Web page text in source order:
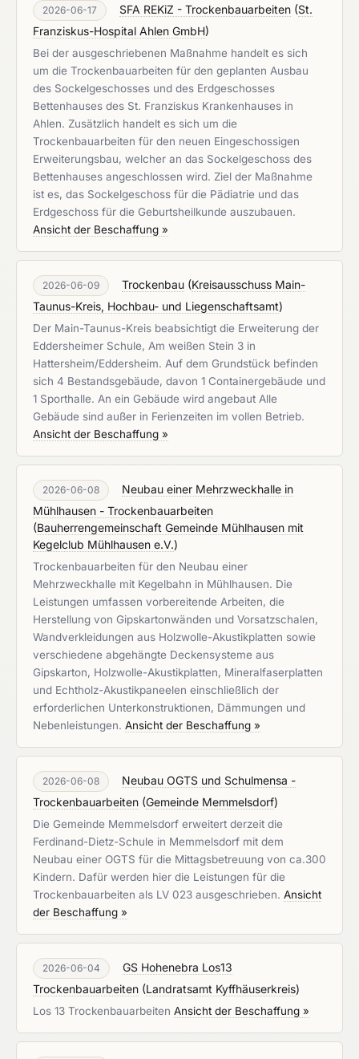
2026-06-17 SFA REKiZ - Trockenbauarbeiten (St.
Franziskus-Hospital Ahlen GmbH)
Bei der ausgeschriebenen Maßnahme handelt es sich
um die Trockenbauarbeiten für den geplanten Ausbau
des Sockelgeschosses und des Erdgeschosses
Bettenhauses des St. Franziskus Krankenhauses in
Ahlen. Zusätzlich handelt es sich um die
Trockenbauarbeiten für den neuen Eingeschossigen
Erweiterungsbau, welcher an das Sockelgeschoss des
Bettenhauses angeschlossen wird. Ziel der Maßnahme
ist es, das Sockelgeschoss für die Pädiatrie und das
Erdgeschoss für die Geburtsheilkunde auszubauen.
Ansicht der Beschaffung »
2026-06-09 Trockenbau (Kreisausschuss Main-
Taunus-Kreis, Hochbau- und Liegenschaftsamt)
Der Main-Taunus-Kreis beabsichtigt die Erweiterung der
Eddersheimer Schule, Am weißen Stein 3 in
Hattersheim/Eddersheim. Auf dem Grundstück befinden
sich 4 Bestandsgebäude, davon 1 Containergebäude und
1 Sporthalle. An ein Gebäude wird angebaut Alle
Gebäude sind außer in Ferienzeiten im vollen Betrieb.
Ansicht der Beschaffung »
2026-06-08
Neubau einer Mehrzweckhalle in
Mühlhausen - Trockenbauarbeiten
(Bauherrengemeinschaft Gemeinde Mühlhausen mit
Kegelclub Mühlhausen e.V.)
Trockenbauarbeiten für den Neubau einer
Mehrzweckhalle mit Kegelbahn in Mühlhausen. Die
Leistungen umfassen vorbereitende Arbeiten, die
Herstellung von Gipskartonwänden und Vorsatzschalen,
Wandverkleidungen aus Holzwolle-Akustikplatten sowie
verschiedene abgehängte Deckensysteme aus
Gipskarton, Holzwolle-Akustikplatten, Mineralfaserplatten
und Echtholz-Akustikpaneelen einschließlich der
erforderlichen Unterkonstruktionen, Dämmungen und
Nebenleistungen. Ansicht der Beschaffung »
2026-06-08
Neubau OGTS und Schulmensa -
Trockenbauarbeiten (Gemeinde Memmelsdorf)
Die Gemeinde Memmelsdorf erweitert derzeit die
Ferdinand-Dietz-Schule in Memmelsdorf mit dem
Neubau einer OGTS für die Mittagsbetreuung von ca.300
Kindern. Dafür werden hier die Leistungen für die
Trockenbauarbeiten als LV 023 ausgeschrieben. Ansicht
der Beschaffung »
2026-06-04
GS Hohenebra Los13
Trockenbauarbeiten (Landratsamt Kyffhäuserkreis)
Los 13 Trockenbauarbeiten Ansicht der Beschaffung »